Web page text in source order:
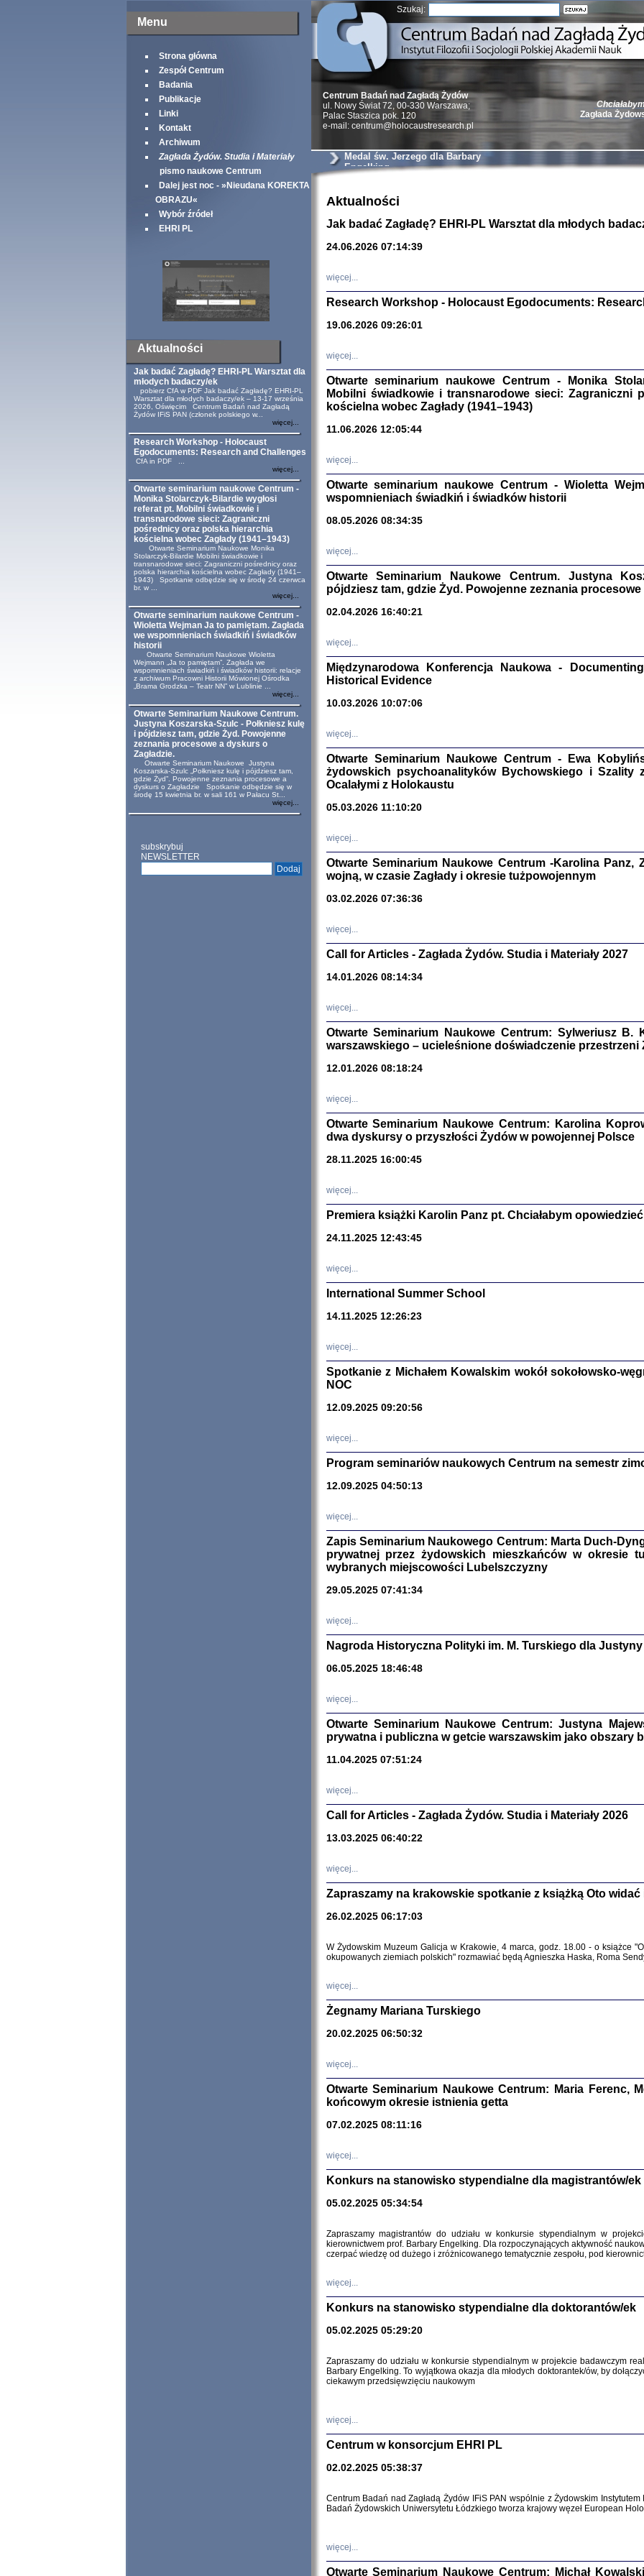
Menu
Strona główna
Zespół Centrum
Badania
Publikacje
Linki
Kontakt
Archiwum
Zagłada Żydów. Studia i Materiały
pismo naukowe Centrum
Dalej jest noc - »Nieudana KOREKTA
OBRAZU«
Wybór źródeł
EHRI PL
Aktualności
Jak badać Zagładę? EHRI-PL Warsztat dla
młodych badaczy/ek
pobierz CfA w PDF Jak badać Zagładę? EHRI-PL
Warsztat dla młodych badaczy/ek – 13-17 września
2026, Oświęcim Centrum Badań nad Zagładą
Żydów IFiS PAN (członek polskiego w...
więcej...
Research Workshop - Holocaust
Egodocuments: Research and Challenges
CfA in PDF ...
więcej...
Otwarte seminarium naukowe Centrum -
Monika Stolarczyk-Bilardie wygłosi
referat pt. Mobilni świadkowie i
transnarodowe sieci: Zagraniczni
pośrednicy oraz polska hierarchia
kościelna wobec Zagłady (1941–1943)
Otwarte Seminarium Naukowe Monika
Stolarczyk-Bilardie Mobilni świadkowie i
transnarodowe sieci: Zagraniczni pośrednicy oraz
polska hierarchia kościelna wobec Zagłady (1941–
1943) Spotkanie odbędzie się w środę 24 czerwca
br. w ...
więcej...
Otwarte seminarium naukowe Centrum -
Wioletta Wejman Ja to pamiętam. Zagłada
we wspomnieniach świadkiń i świadków
historii
Otwarte Seminarium Naukowe Wioletta
Wejmann „Ja to pamiętam”. Zagłada we
wspomnieniach świadkiń i świadków historii: relacje
z archiwum Pracowni Historii Mówionej Ośrodka
„Brama Grodzka – Teatr NN” w Lublinie ...
więcej...
Otwarte Seminarium Naukowe Centrum.
Justyna Koszarska-Szulc - Połkniesz kulę
i pójdziesz tam, gdzie Żyd. Powojenne
zeznania procesowe a dyskurs o
Zagładzie.
Otwarte Seminarium Naukowe Justyna
Koszarska-Szulc „Połkniesz kulę i pójdziesz tam,
gdzie Żyd”. Powojenne zeznania procesowe a
dyskurs o Zagładzie Spotkanie odbędzie się w
środę 15 kwietnia br. w sali 161 w Pałacu St...
więcej...
subskrybuj
NEWSLETTER
Szukaj:
Zagłada
Natalia Aleksiun,
Deborah Dash
Turski, Laurence
oprac.
Warszawa
oprac.
Studia i
nr 17, R. 2021
NIE WIEMY CO
Dziennik
Zagłada
Sewek
'z
CZYTAJĄC
red. i
Stanisław
Warszawa
Pisma
Warszawie
SZCZĘŚCIE
Centrum Badań nad Zagładą Żydów
ul. Nowy Świat 72, 00-330 Warszawa;
Palac Staszica pok. 120
e-mail: centrum@holocaustresearch.pl
Medal św. Jerzego dla Barbary
Engelking
Aktualności
Jak badać Zagładę? EHRI-PL Warsztat dla młodych
24.06.2026 07:14:39
więcej...
Research Workshop - Holocaust Egodocuments:
19.06.2026 09:26:01
więcej...
Otwarte seminarium naukowe Centrum - Monika
Mobilni świadkowie i transnarodowe sieci: Zagraniczni
kościelna wobec Zagłady (1941–1943)
11.06.2026 12:05:44
więcej...
Otwarte seminarium naukowe Centrum - Wioletta
wspomnieniach świadkiń i świadków historii
08.05.2026 08:34:35
więcej...
Otwarte Seminarium Naukowe Centrum. Justyna
pójdziesz tam, gdzie Żyd. Powojenne zeznania procesowe
02.04.2026 16:40:21
więcej...
Międzynarodowa Konferencja Naukowa -
Historical Evidence
10.03.2026 10:07:06
więcej...
Otwarte Seminarium Naukowe Centrum - Ewa
żydowskich psychoanalityków Bychowskiego i
Ocalałymi z Holokaustu
05.03.2026 11:10:20
więcej...
Otwarte Seminarium Naukowe Centrum -Karolina Panz,
wojną, w czasie Zagłady i okresie tużpowojennym
03.02.2026 07:36:36
więcej...
Call for Articles - Zagłada Żydów. Studia i Materiały 2027
14.01.2026 08:14:34
więcej...
Otwarte Seminarium Naukowe Centrum: Sylweriusz B.
warszawskiego – ucieleśnione doświadczenie przestrzeni
12.01.2026 08:18:24
więcej...
Otwarte Seminarium Naukowe Centrum: Karolina
dwa dyskursy o przyszłości Żydów w powojennej Polsce
28.11.2025 16:00:45
więcej...
Premiera książki Karolin Panz pt. Chciałabym
24.11.2025 12:43:45
więcej...
International Summer School
14.11.2025 12:26:23
więcej...
Spotkanie z Michałem Kowalskim wokół sokołowsko-
NOC
12.09.2025 09:20:56
więcej...
Program seminariów naukowych Centrum na semestr
12.09.2025 04:50:13
więcej...
Zapis Seminarium Naukowego Centrum: Marta Duch-
prywatnej przez żydowskich mieszkańców w okresie
wybranych miejscowości Lubelszczyzny
29.05.2025 07:41:34
więcej...
Nagroda Historyczna Polityki im. M. Turskiego dla
06.05.2025 18:46:48
więcej...
Otwarte Seminarium Naukowe Centrum: Justyna
prywatna i publiczna w getcie warszawskim jako obszary
11.04.2025 07:51:24
więcej...
Call for Articles - Zagłada Żydów. Studia i Materiały 2026
13.03.2025 06:40:22
więcej...
Zapraszamy na krakowskie spotkanie z książką Oto widać
26.02.2025 06:17:03
W Żydowskim Muzeum Galicja w Krakowie, 4 marca, godz. 18.00 - o książce
okupowanych ziemiach polskich" rozmawiać będą Agnieszka Haska, Roma
więcej...
Żegnamy Mariana Turskiego
20.02.2025 06:50:32
więcej...
Otwarte Seminarium Naukowe Centrum: Maria Ferenc,
końcowym okresie istnienia getta
07.02.2025 08:11:16
więcej...
Konkurs na stanowisko stypendialne dla magistrantów/ek
05.02.2025 05:34:54
Zapraszamy magistrantów do udziału w konkursie stypendialnym w
kierownictwem prof. Barbary Engelking. Dla rozpoczynających aktywność
czerpać wiedzę od dużego i zróżnicowanego tematycznie zespołu, pod
więcej...
Konkurs na stanowisko stypendialne dla doktorantów/ek
05.02.2025 05:29:20
Zapraszamy do udziału w konkursie stypendialnym w projekcie badawczym
Barbary Engelking. To wyjątkowa okazja dla młodych doktorantek/ów, by
ciekawym przedsięwzięciu naukowym
więcej...
Centrum w konsorcjum EHRI PL
02.02.2025 05:38:37
Centrum Badań nad Zagładą Żydów IFiS PAN wspólnie z Żydowskim
Badań Żydowskich Uniwersytetu Łódzkiego tworza krajowy węzeł European
więcej...
Otwarte Seminarium Naukowe Centrum: Michał